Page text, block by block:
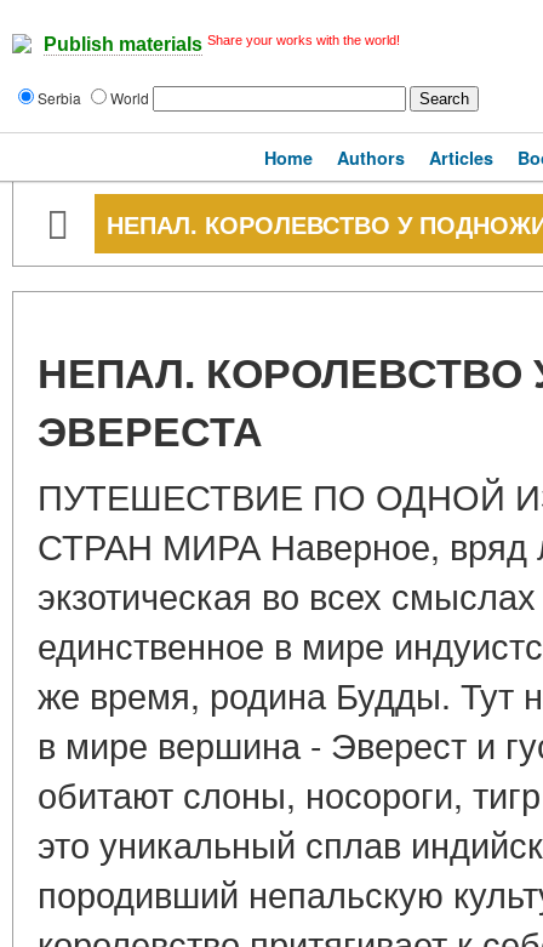
Publish materials Share your works with the world!
Serbia World
Home Authors Articles
НЕПАЛ. КОРОЛЕВСТВО У
НЕПАЛ.
ЭВЕРЕСТА
ПУТЕШЕСТВИЕ ПО ОДНОЙ
СТРАН МИРА Наверное, вряд
экзотическая во всех
единственное в мире
же время, родина Будды. Тут
в мире вершина - Эверест и
обитают слоны, носороги,
это уникальный сплав
породивший непальскую